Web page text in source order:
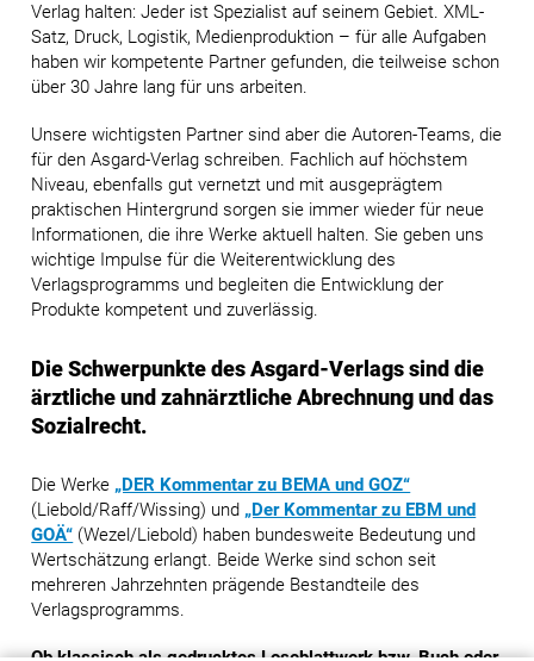
Verlag halten: Jeder ist Spezialist auf seinem Gebiet. XML-
Satz, Druck, Logistik, Medienproduktion – für alle Aufgaben
haben wir kompetente Partner gefunden, die teilweise schon
über 30 Jahre lang für uns arbeiten.
Unsere wichtigsten Partner sind aber die Autoren-Teams, die
für den Asgard-Verlag schreiben. Fachlich auf höchstem
Niveau, ebenfalls gut vernetzt und mit ausgeprägtem
praktischen Hintergrund sorgen sie immer wieder für neue
Informationen, die ihre Werke aktuell halten. Sie geben uns
wichtige Impulse für die Weiterentwicklung des
Verlagsprogramms und begleiten die Entwicklung der
Produkte kompetent und zuverlässig.
Die Schwerpunkte des Asgard-Verlags sind die
ärztliche und zahnärztliche Abrechnung und das
Sozialrecht.
Die Werke „DER Kommentar zu BEMA und GOZ“
(Liebold/Raff/Wissing) und „Der Kommentar zu EBM und
GOÄ“ (Wezel/Liebold) haben bundesweite Bedeutung und
Wertschätzung erlangt. Beide Werke sind schon seit
mehreren Jahrzehnten prägende Bestandteile des
Verlagsprogramms.